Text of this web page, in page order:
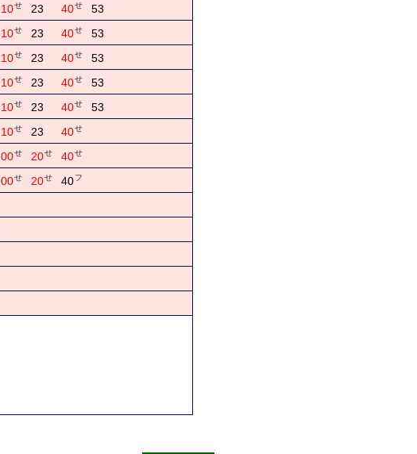
10せ 23 40せ
53
10せ 23 40せ
53
10せ 23 40せ
53
10せ 23 40せ
53
10せ 23 40せ
53
10せ 23 40せ
00せ 20せ 40せ
00せ 20せ 40フ